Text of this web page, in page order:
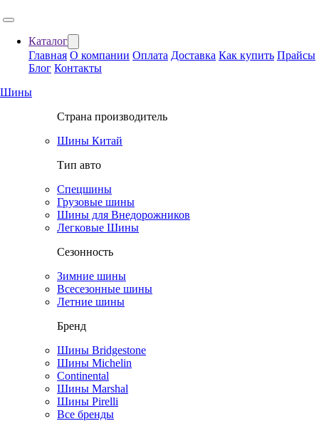
Каталог
Главная О компании Оплата Доставка Как купить Прайсы
Блог Контакты
Шины
Страна производитель
Шины Китай
Тип авто
Спецшины
Грузовые шины
Шины для Внедорожников
Легковые Шины
Сезонность
Зимние шины
Всесезонные шины
Летние шины
Бренд
Шины Bridgestone
Шины Michelin
Continental
Шины Marshal
Шины Pirelli
Все бренды